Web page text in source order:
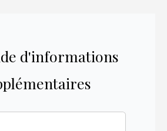
d'informations